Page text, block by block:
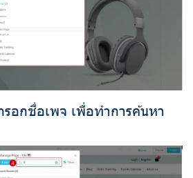
อกชื่อเพจ เพื่อทำการค้นหา